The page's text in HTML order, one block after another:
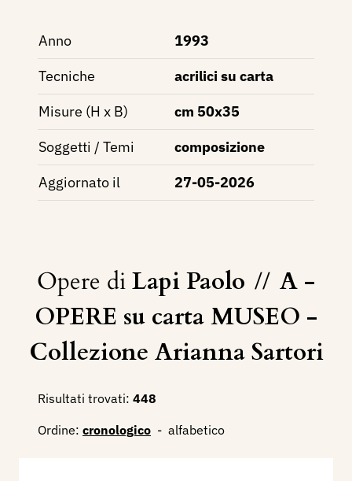
Anno
1993
Tecniche
acrilici su carta
Misure (H x B)
cm 50x35
Soggetti / Temi
composizione
Aggiornato il
27-05-2026
Opere diLapi Paolo // A -
OPERE su carta MUSEO -
Collezione Arianna Sartori
Risultati trovati: 448
Ordine: cronologico - alfabetico